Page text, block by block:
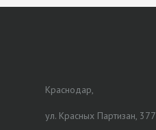
Краснодар,
ул. Красных Партизан, 377